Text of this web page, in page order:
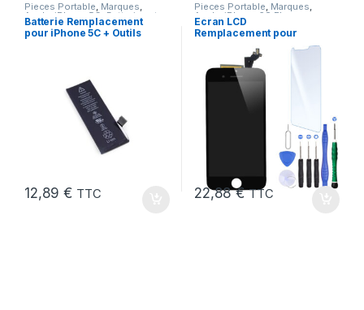
Pieces Portable, Marques,
Apple iPhone 5C Batteries et
chargeurs,Batteries Apple
Batterie Remplacement
pour iPhone 5C + Outils
12,89€ TTC
Pieces Portable, Marques,
Apple iPhone 6S Plus
Ecran LCD
Remplacement pour
+Verre Trempe +Outils
22,88€ TTC